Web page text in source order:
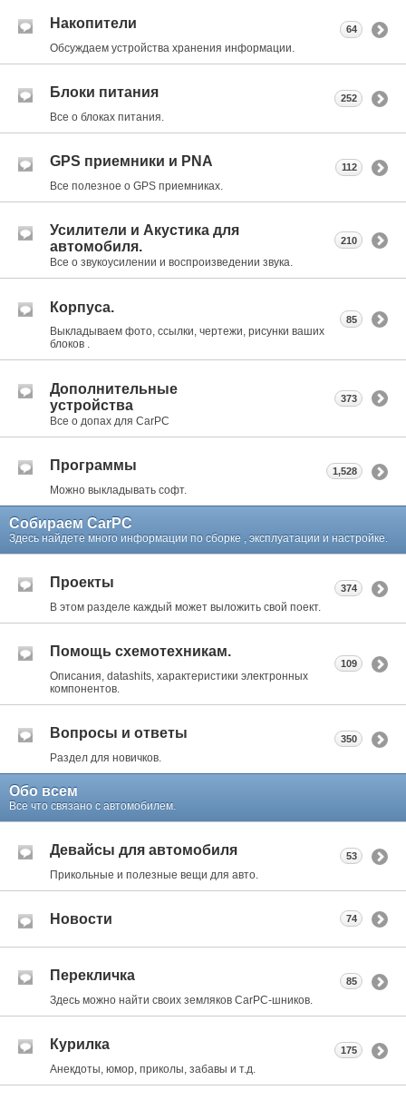
Накопители
Обсуждаем устройства хранения информации.
64
Блоки питания
Все о блоках питания.
252
GPS приемники и PNA
Все полезное о GPS приемниках.
112
Усилители и Акустика для
автомобиля.
Все о звукоусилении и воспроизведении звука.
210
Корпуса.
Выкладываем фото, ссылки, чертежи, рисунки ваших
блоков .
85
Дополнительные
устройства
Все о допах для CarPC
373
Программы
Можно выкладывать софт.
1,528
Собираем CarPC
Здесь найдете много информации по сборке , эксплуатации и настройке.
Проекты
В этом разделе каждый может выложить свой поект.
374
Помощь схемотехникам.
Описания, datashits, характеристики электронных
компонентов.
109
Вопросы и ответы
Раздел для новичков.
350
Обо всем
Все что связано с автомобилем.
Девайсы для автомобиля
Прикольные и полезные вещи для авто.
53
Новости 74
Перекличка
Здесь можно найти своих земляков CarPC-шников.
85
Курилка
Анекдоты, юмор, приколы, забавы и т.д.
175